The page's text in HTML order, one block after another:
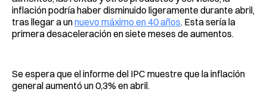
inflación podría haber disminuido ligeramente durante abril,
tras llegar a unnuevo máximo en 40 años. Esta sería la
primera desaceleración en siete meses de aumentos.
Se espera que el informe del IPC muestre que la inflación
general aumentó un 0,3% en abril.